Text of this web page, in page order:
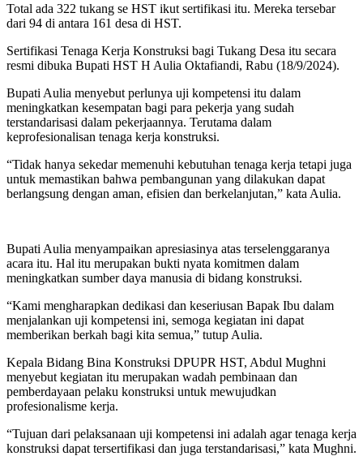
Total ada 322 tukang se HST ikut sertifikasi itu. Mereka tersebar
dari 94 di antara 161 desa di HST.
Sertifikasi Tenaga Kerja Konstruksi bagi Tukang Desa itu secara
resmi dibuka Bupati HST H Aulia Oktafiandi, Rabu (18/9/2024).
Bupati Aulia menyebut perlunya uji kompetensi itu dalam
meningkatkan kesempatan bagi para pekerja yang sudah
terstandarisasi dalam pekerjaannya. Terutama dalam
keprofesionalisan tenaga kerja konstruksi.
“Tidak hanya sekedar memenuhi kebutuhan tenaga kerja tetapi juga
untuk memastikan bahwa pembangunan yang dilakukan dapat
berlangsung dengan aman, efisien dan berkelanjutan,” kata Aulia.
Bupati Aulia menyampaikan apresiasinya atas terselenggaranya
acara itu. Hal itu merupakan bukti nyata komitmen dalam
meningkatkan sumber daya manusia di bidang konstruksi.
“Kami mengharapkan dedikasi dan keseriusan Bapak Ibu dalam
menjalankan uji kompetensi ini, semoga kegiatan ini dapat
memberikan berkah bagi kita semua,” tutup Aulia.
Kepala Bidang Bina Konstruksi DPUPR HST, Abdul Mughni
menyebut kegiatan itu merupakan wadah pembinaan dan
pemberdayaan pelaku konstruksi untuk mewujudkan
profesionalisme kerja.
“Tujuan dari pelaksanaan uji kompetensi ini adalah agar tenaga kerja
konstruksi dapat tersertifikasi dan juga terstandarisasi,” kata Mughni.